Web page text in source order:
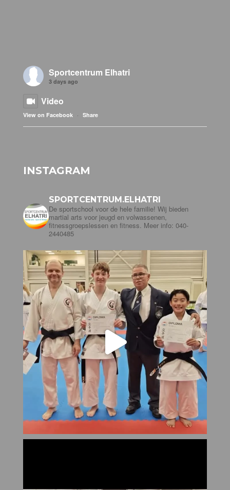
Sportcentrum Elhatri
3 days ago
Video
View on Facebook · Share
INSTAGRAM
SPORTCENTRUM.ELHATRI
De sportschool voor de hele familie! Wij bieden
martial arts voor jeugd en volwassenen,
fitnessgroepslessen en fitness. Meer info: 040-
2440485